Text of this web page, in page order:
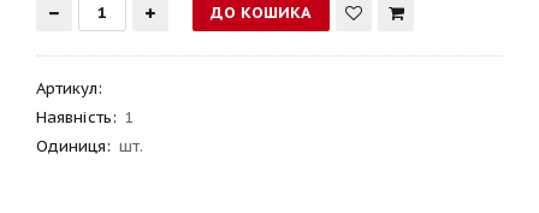
Артикул:
Наявність: 1
Одиниця: шт.